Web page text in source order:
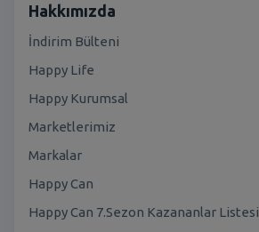
Hakkımızda
İndirim Bülteni
Happy Life
Happy Kurumsal
Marketlerimiz
Markalar
Happy Can
Happy Can 7.Sezon Kazananlar Listesi